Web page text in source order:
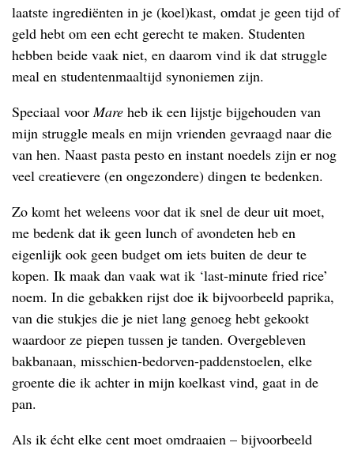
laatste ingrediënten in je (koel)kast, omdat je geen tijd of
geld hebt om een echt gerecht te maken. Studenten
hebben beide vaak niet, en daarom vind ik dat struggle
meal en studentenmaaltijd synoniemen zijn.
Speciaal voorMare heb ik een lijstje bijgehouden van
mijn struggle meals en mijn vrienden gevraagd naar die
van hen. Naast pasta pesto en instant noedels zijn er nog
veel creatievere (en ongezondere) dingen te bedenken.
Zo komt het weleens voor dat ik snel de deur uit moet,
me bedenk dat ik geen lunch of avondeten heb en
eigenlijk ook geen budget om iets buiten de deur te
kopen. Ik maak dan vaak wat ik ‘last-minute fried rice’
noem. In die gebakken rijst doe ik bijvoorbeeld paprika,
van die stukjes die je niet lang genoeg hebt gekookt
waardoor ze piepen tussen je tanden. Overgebleven
bakbanaan, misschien-bedorven-paddenstoelen, elke
groente die ik achter in mijn koelkast vind, gaat in de
pan.
Als ik écht elke cent moet omdraaien – bijvoorbeeld